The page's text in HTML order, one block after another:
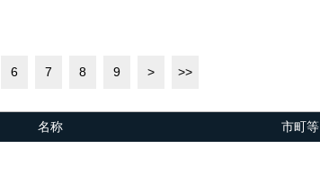
6 7 8 9 > >>
名称 市町等